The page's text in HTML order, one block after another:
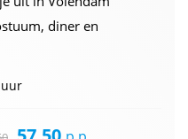
diner en
uur